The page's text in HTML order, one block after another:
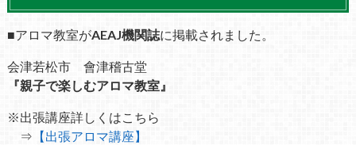
■アロマ教室がAEAJ機関誌に掲載されました。
会津若松市 會津稽古堂
『親子で楽しむアロマ教室』
※出張講座詳しくはこちら
⇒ 【出張アロマ講座】